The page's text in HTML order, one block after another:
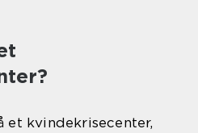
et kvindekrisecenter,